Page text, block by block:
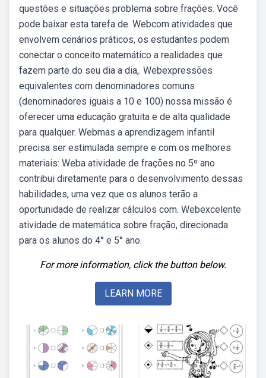
questões e situações problema sobre frações. Você
pode baixar esta tarefa de. Webcom atividades que
envolvem cenários práticos, os estudantes podem
conectar o conceito matemático a realidades que
fazem parte do seu dia a dia,. Webexpressões
equivalentes com denominadores comuns
(denominadores iguais a 10 e 100) nossa missão é
oferecer uma educação gratuita e de alta qualidade
para qualquer. Webmas a aprendizagem infantil
precisa ser estimulada sempre e com os melhores
materiais: Weba atividade de frações no 5º ano
contribui diretamente para o desenvolvimento dessas
habilidades, uma vez que os alunos terão a
oportunidade de realizar cálculos com. Webexcelente
atividade de matemática sobre fração, direcionada
para os alunos do 4° e 5° ano.
For more information, click the button below.
LEARN MORE